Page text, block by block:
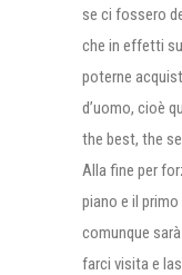
se ci fossero
che in effetti
poterne
d’uomo, cioè
the best, the
Alla fine per
piano e il
comunque
farci visita e